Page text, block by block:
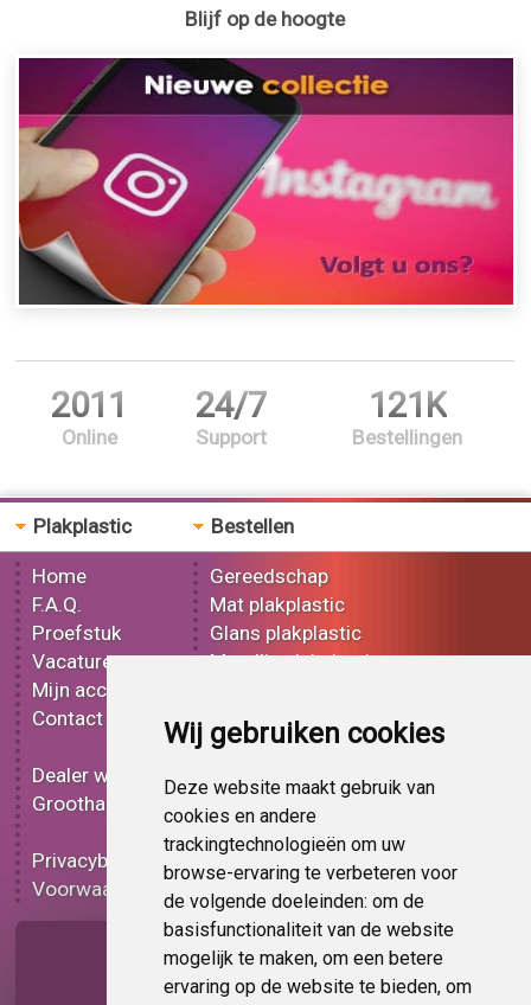
Wij gebruiken cookies
Deze website maakt gebruik van
cookies en andere
trackingtechnologieën om uw
browse-ervaring te verbeteren voor
de volgende doeleinden: om de
basisfunctionaliteit van de website
mogelijk te maken, om een betere
ervaring op de website te bieden, om
Blijf op de hoogte
2011
Online
24/7
Support
121K
Bestellingen
Plakplastic
Home
F.A.Q.
Proefstuk
Vacatures
Mijn account
Contact
Dealer worden
Groothandel
Privacybeleid
Voorwaarden
Bestellen
Gereedschap
Mat plakplastic
Glans plakplastic
Metallic plakplastic
Effect plakplastic
Bedrukt plakplastic
Carbon plakplastic
Lampen folie
Functionele folie
Plakplastic korting
Op bestelling
Pagina delen